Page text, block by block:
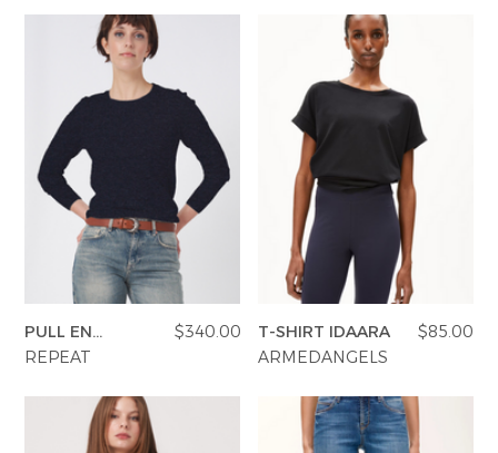
PULL EN
CACHEMIRE
$340.00
REPEAT
T-SHIRT IDAARA
$85.00
ARMEDANGELS